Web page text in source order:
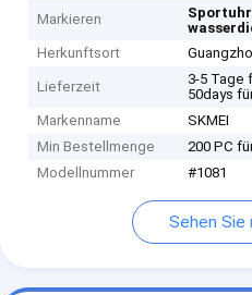
Markieren
Herkunftsort
Lieferzeit
3-5 Tage
50days
Markenname
SKMEI
Min Bestellmenge
200 PC
Modellnummer
#1081
Sehen Sie